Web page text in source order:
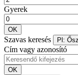
Gyerek
OK
Szavas keresés Pl:
Cím vagy azonosító
OK